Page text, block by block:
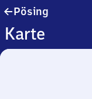
Pösing
Karte